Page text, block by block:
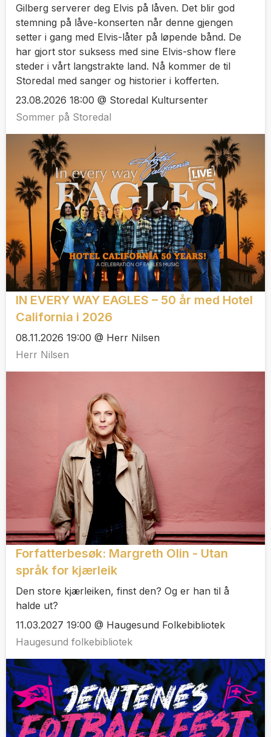
Gilberg serverer deg Elvis på låven. Det blir god
stemning på låve-konserten når denne gjengen
setter i gang med Elvis-låter på løpende bånd. De
har gjort stor suksess med sine Elvis-show flere
steder i vårt langstrakte land. Nå kommer de til
Storedal med sanger og historier i kofferten.
23.08.2026 18:00 @ Storedal Kultursenter
Sommer på Storedal
IN EVERY WAY EAGLES – 50 år med Hotel
California i 2026
08.11.2026 19:00 @ Herr Nilsen
Herr Nilsen
Forfatterbesøk: Margreth Olin - Utan
språk for kjærleik
Den store kjærleiken, finst den? Og er han til å
halde ut?
11.03.2027 19:00 @ Haugesund Folkebibliotek
Haugesund folkebibliotek